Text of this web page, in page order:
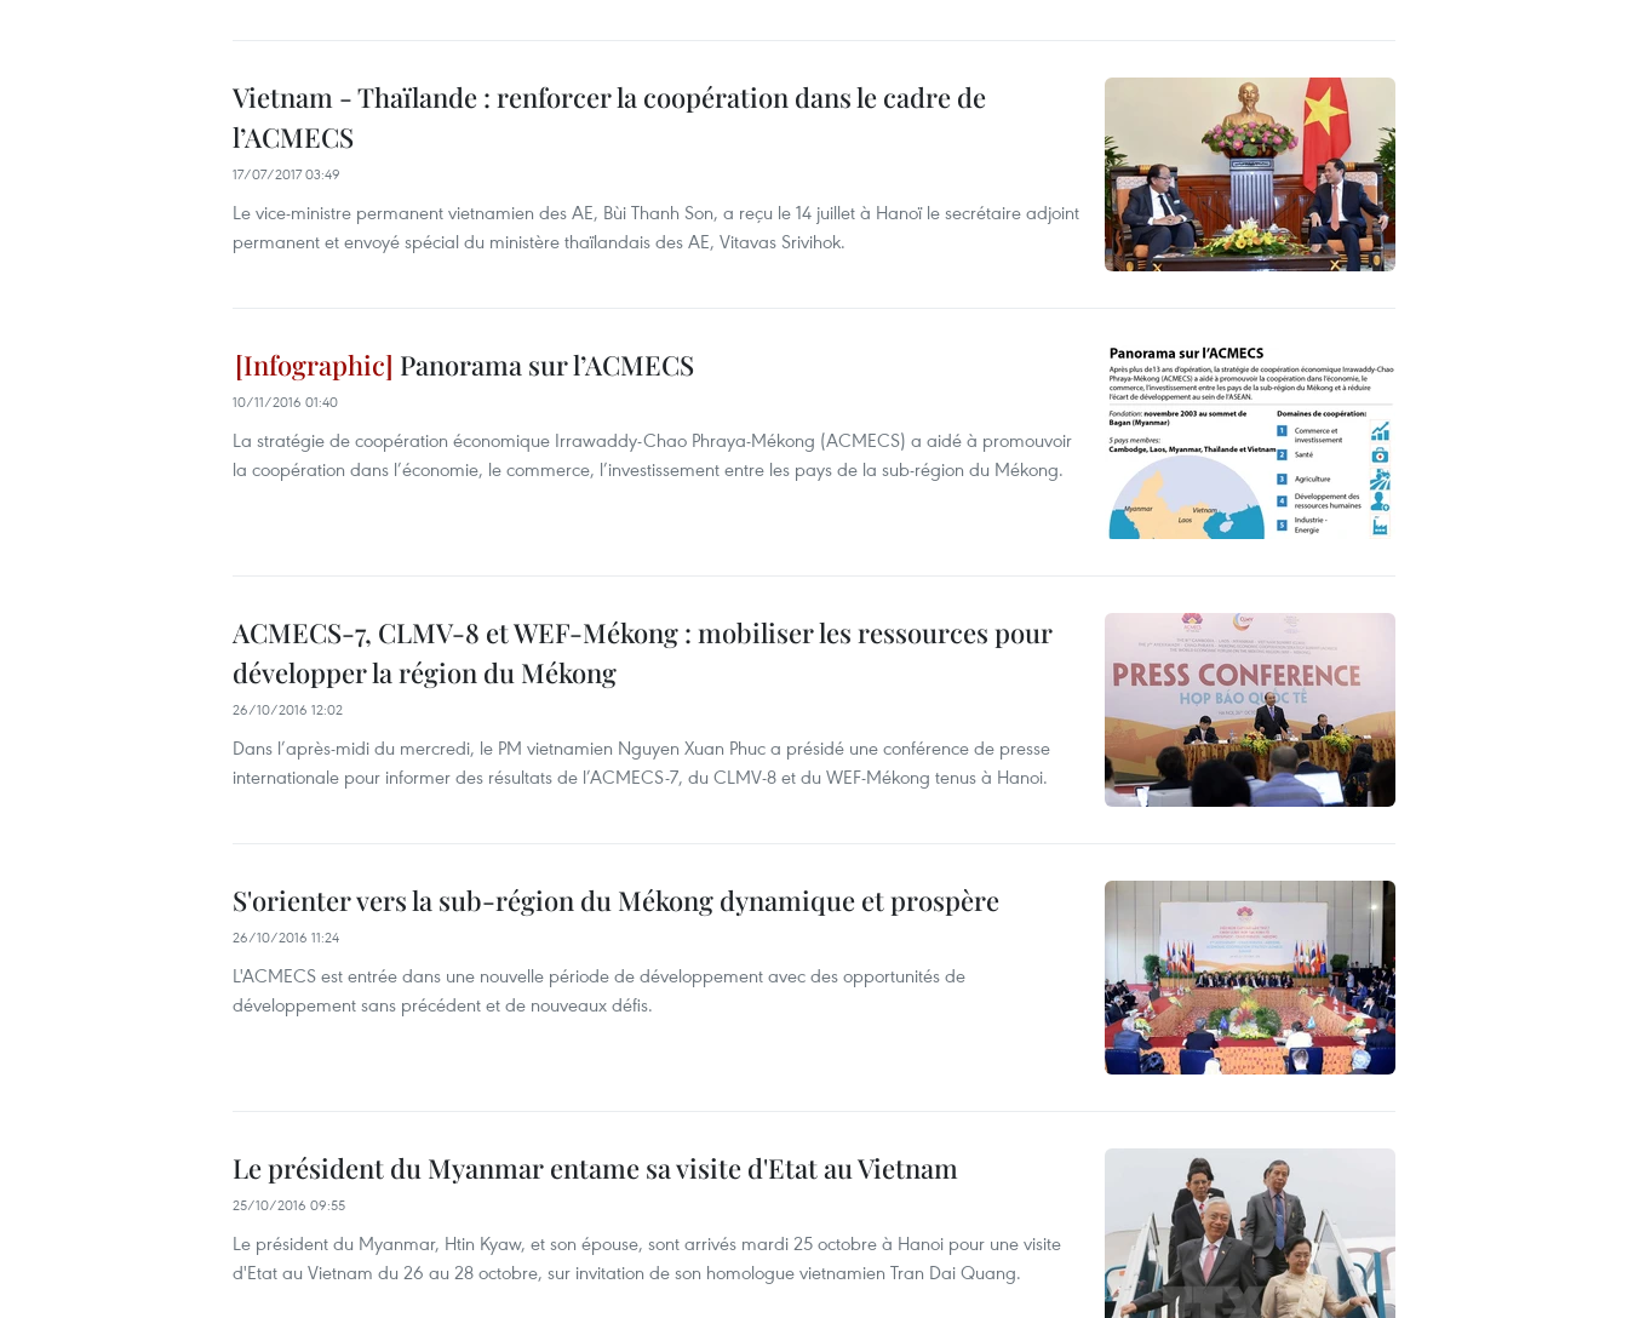
Vietnam - Thaïlande : renforcer la coopération dans le cadre de
l’ACMECS
17/07/2017 03:49
Le vice-ministre permanent vietnamien des AE, Bùi Thanh Son, a reçu le 14 juillet à Hanoï le secrétaire adjoint
permanent et envoyé spécial du ministère thaïlandais des AE, Vitavas Srivihok.
Panorama sur l’ACMECS
10/11/2016 01:40
La stratégie de coopération économique Irrawaddy-Chao Phraya-Mékong (ACMECS) a aidé à promouvoir
la coopération dans l’économie, le commerce, l’investissement entre les pays de la sub-région du Mékong.
ACMECS-7, CLMV-8 et WEF-Mékong : mobiliser les ressources pour
développer la région du Mékong
26/10/2016 12:02
Dans l’après-midi du mercredi, le PM vietnamien Nguyen Xuan Phuc a présidé une conférence de presse
internationale pour informer des résultats de l’ACMECS-7, du CLMV-8 et du WEF-Mékong tenus à Hanoi.
S'orienter vers la sub-région du Mékong dynamique et prospère
26/10/2016 11:24
L'ACMECS est entrée dans une nouvelle période de développement avec des opportunités de
développement sans précédent et de nouveaux défis.
Le président du Myanmar entame sa visite d'Etat au Vietnam
25/10/2016 09:55
Le président du Myanmar, Htin Kyaw, et son épouse, sont arrivés mardi 25 octobre à Hanoi pour une visite
d'Etat au Vietnam du 26 au 28 octobre, sur invitation de son homologue vietnamien Tran Dai Quang.